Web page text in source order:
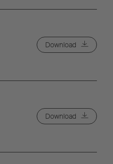
Download
Download